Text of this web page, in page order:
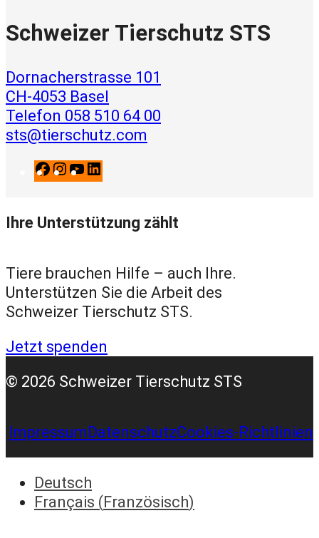
Schweizer Tierschutz STS
Dornacherstrasse 101
CH-4053 Basel
Telefon 058 510 64 00
sts@tierschutz.com
F
e
o
k
I
t
r
a
m
Y
T
b
e
k
I
n
Ihre Unterstützung zählt
Tiere brauchen Hilfe – auch Ihre.
Unterstützen Sie die Arbeit des
Schweizer Tierschutz STS.
Jetzt spenden
© 2026 Schweizer Tierschutz STS
ImpressumDatenschutzCookies-Richtlinien
Deutsch
Français (Französisch)